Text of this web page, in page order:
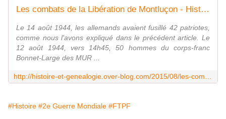
Les combats de la Libération de Montluçon - Histoire et Généalogie
Le 14 août 1944, les allemands avaient fusillé 42 patriotes,
comme nous l'avons expliqué dans le précédent article. Le
12 août 1944, vers 14h45, 50 hommes du corps-franc
Bonnet-Large des MUR ...
#Histoire #2e Guerre Mondiale #FTPF